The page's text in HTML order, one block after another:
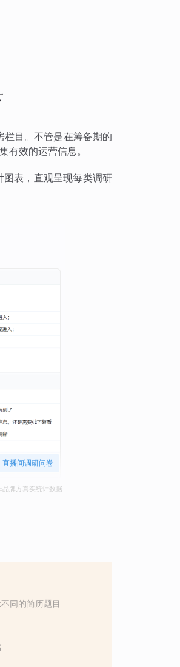
目。不管是在筹备期的
有效的运营信息。
表，直观呈现每类调研
直播间调研问卷
牌方真实统计数据
同的简历题目